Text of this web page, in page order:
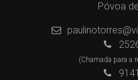
Póvoa
(Chamada para a